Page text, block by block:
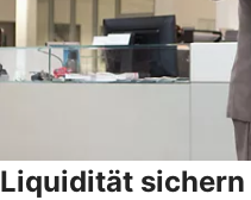
Liquidität sichern